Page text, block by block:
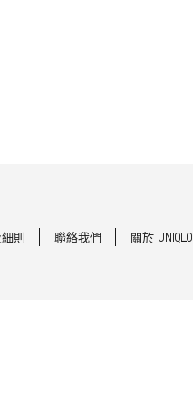
則 聯絡我們 關於 UNIQLO